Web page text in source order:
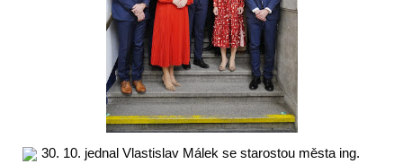
30. 10. jednal Vlastislav Málek se starostou města ing.